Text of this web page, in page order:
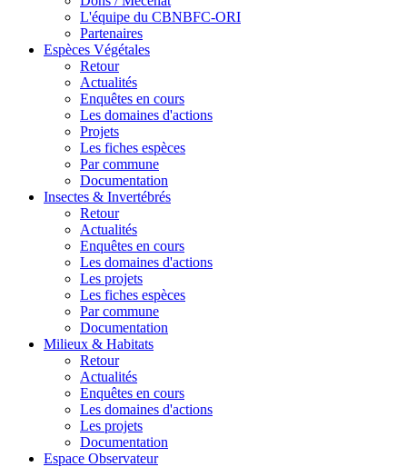
L'équipe du CBNBFC-ORI
Partenaires
Espèces Végétales
Retour
Actualités
Enquêtes en cours
Les domaines d'actions
Projets
Les fiches espèces
Par commune
Documentation
Insectes & Invertébrés
Retour
Actualités
Enquêtes en cours
Les domaines d'actions
Les projets
Les fiches espèces
Par commune
Documentation
Milieux & Habitats
Retour
Actualités
Enquêtes en cours
Les domaines d'actions
Les projets
Documentation
Espace Observateur